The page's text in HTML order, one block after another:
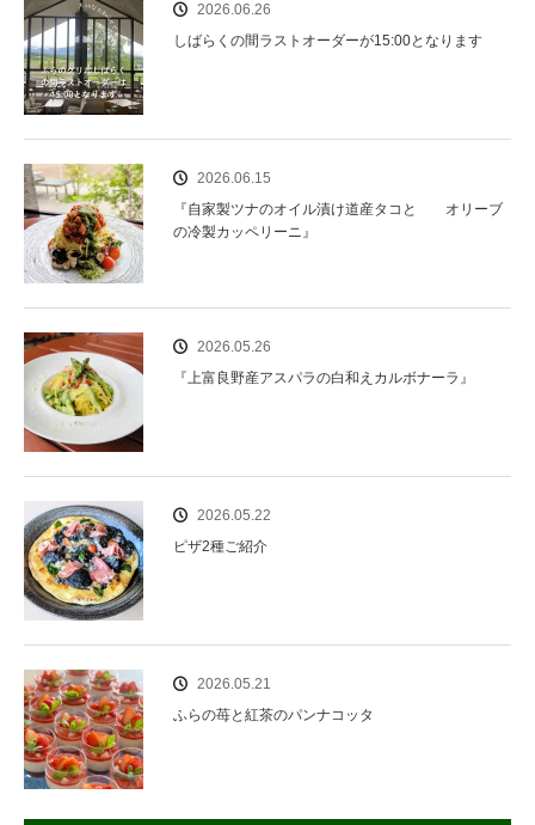
2026.06.26
しばらくの間ラストオーダーが15:00となります
2026.06.15
『自家製ツナのオイル漬け道産タコと オリーブ
の冷製カッペリーニ』
2026.05.26
『上富良野産アスパラの白和えカルボナーラ』
2026.05.22
ピザ2種ご紹介
2026.05.21
ふらの苺と紅茶のパンナコッタ